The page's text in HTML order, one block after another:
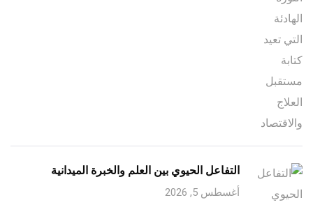
التفاعل الحيوي بين العلم والخبرة الميدانية
أغسطس 5, 2026